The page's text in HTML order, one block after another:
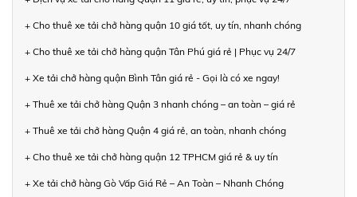
+ Cho thuê xe tải chở hàng quận 10 giá tốt, uy tín, nhanh chóng
+ Cho thuê xe tải chở hàng quận Tân Phú giá rẻ | Phục vụ 24/7
+ Xe tải chở hàng quận Bình Tân giá rẻ - Gọi là có xe ngay!
+ Thuê xe tải chở hàng Quận 3 nhanh chóng – an toàn – giá rẻ
+ Thuê xe tải chở hàng Quận 4 giá rẻ, an toàn, nhanh chóng
+ Cho thuê xe tải chở hàng quận 12 TPHCM giá rẻ & uy tín
+ Xe tải chở hàng Gò Vấp Giá Rẻ – An Toàn – Nhanh Chóng